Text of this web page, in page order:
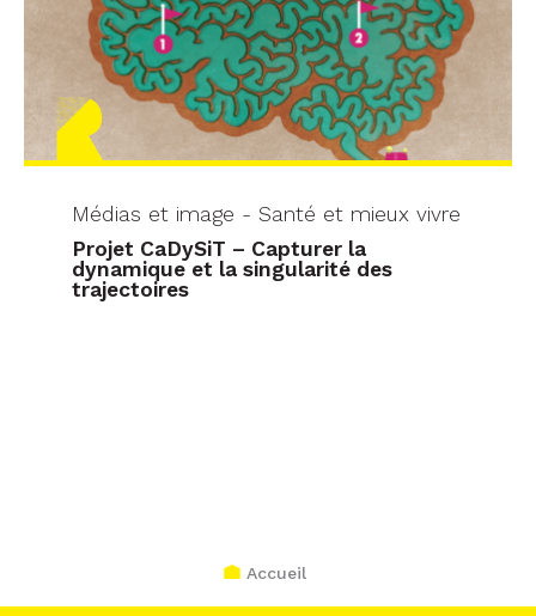
Médias et image - Santé et mieux vivre
Projet CaDySiT – Capturer la
dynamique et la singularité des
trajectoires
Accueil